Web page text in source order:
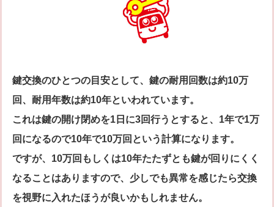
鍵交換のひとつの目安として、鍵の耐用回数は約10万
回、耐用年数は約10年といわれています。
これは鍵の開け閉めを1日に3回行うとすると、1年で1万
回になるので10年で10万回という計算になります。
ですが、10万回もしくは10年たたずとも鍵が回りにくく
なることはありますので、少しでも異常を感じたら交換
を視野に入れたほうが良いかもしれません。